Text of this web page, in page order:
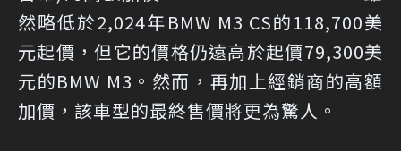
然略低於2,024年BMW M3 CS的118,700美
元起價，但它的價格仍遠高於起價79,300美
元的BMW M3。然而，再加上經銷商的高額
加價，該車型的最終售價將更為驚人。